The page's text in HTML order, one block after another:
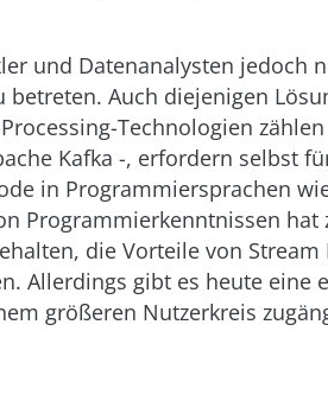
und Datenanalysten jedoch
betreten. Auch diejenigen
Technologien
Kafka -, erfordern selbst
in Programmiersprachen
Programmierkenntnissen hat
die Vorteile von Stream
Allerdings gibt es heute eine
größeren Nutzerkreis